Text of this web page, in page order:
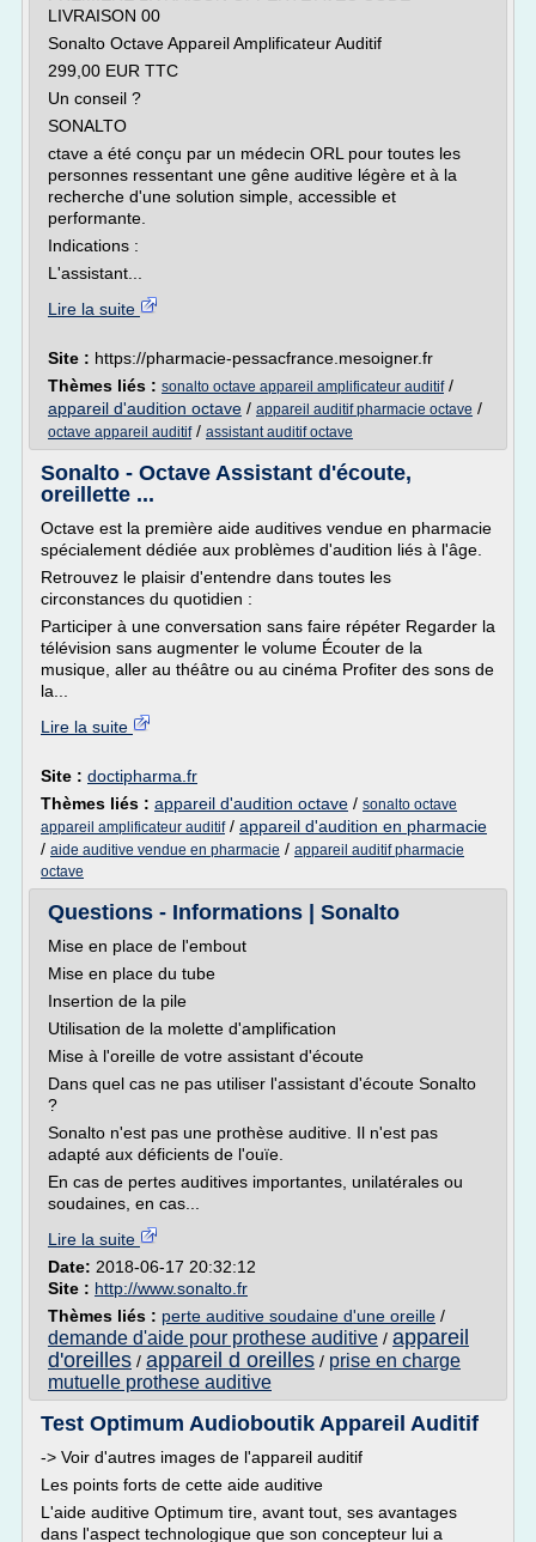
LIVRAISON 00
Sonalto Octave Appareil Amplificateur Auditif
299,00 EUR TTC
Un conseil ?
SONALTO
ctave a été conçu par un médecin ORL pour toutes les
personnes ressentant une gêne auditive légère et à la
recherche d'une solution simple, accessible et
performante.
Indications :
L'assistant...
Lire la suite
Site : https://pharmacie-pessacfrance.mesoigner.fr
Thèmes liés : sonalto octave appareil amplificateur auditif/
appareil d'audition octave / appareil auditif pharmacie octave /
octave appareil auditif/ assistant auditif octave
Sonalto - Octave Assistant d'écoute,
oreillette ...
Octave est la première aide auditives vendue en pharmacie
spécialement dédiée aux problèmes d'audition liés à l'âge.
Retrouvez le plaisir d'entendre dans toutes les
circonstances du quotidien :
Participer à une conversation sans faire répéter Regarder la
télévision sans augmenter le volume Écouter de la
musique, aller au théâtre ou au cinéma Profiter des sons de
la...
Lire la suite
Site : doctipharma.fr
Thèmes liés : appareil d'audition octave / sonalto octave
appareil amplificateur auditif/ appareil d'audition en pharmacie
/ aide auditive vendue en pharmacie / appareil auditif pharmacie
octave
Questions - Informations | Sonalto
Mise en place de l'embout
Mise en place du tube
Insertion de la pile
Utilisation de la molette d'amplification
Mise à l'oreille de votre assistant d'écoute
Dans quel cas ne pas utiliser l'assistant d'écoute Sonalto
?
Sonalto n'est pas une prothèse auditive. Il n'est pas
adapté aux déficients de l'ouïe.
En cas de pertes auditives importantes, unilatérales ou
soudaines, en cas...
Lire la suite
Date: 2018-06-17 20:32:12
Site : http://www.sonalto.fr
Thèmes liés : perte auditive soudaine d'une oreille /
demande d'aide pour prothese auditive / appareil
d'oreilles / appareil d oreilles / prise en charge
mutuelle prothese auditive
Test Optimum Audioboutik Appareil Auditif
-> Voir d'autres images de l'appareil auditif
Les points forts de cette aide auditive
L'aide auditive Optimum tire, avant tout, ses avantages
dans l'aspect technologique que son concepteur lui a